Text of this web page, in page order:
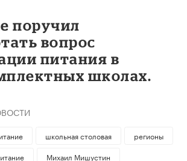
поручил
вопрос
питания в
школах.
школьная столовая
регионы
Михаил Мишустин